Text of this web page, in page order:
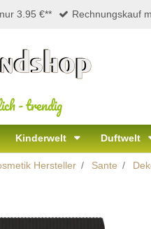
3.95 €** Rechnungskauf
-trendig
Kinderwelt Duftwelt
Hersteller Sante